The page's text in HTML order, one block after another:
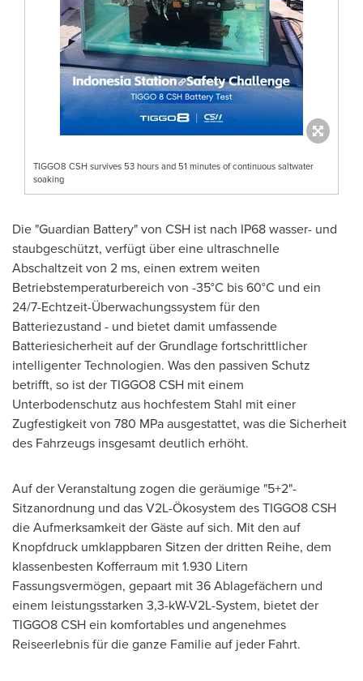
TIGGO8 CSH survives 53 hours and 51 minutes of continuous saltwater
soaking
Die "Guardian Battery" von CSH ist nach IP68 wasser- und
staubgeschützt, verfügt über eine ultraschnelle
Abschaltzeit von 2 ms, einen extrem weiten
Betriebstemperaturbereich von -35°C bis 60°C und ein
24/7-Echtzeit-Überwachungssystem für den
Batteriezustand - und bietet damit umfassende
Batteriesicherheit auf der Grundlage fortschrittlicher
intelligenter Technologien. Was den passiven Schutz
betrifft, so ist der TIGGO8 CSH mit einem
Unterbodenschutz aus hochfestem Stahl mit einer
Zugfestigkeit von 780 MPa ausgestattet, was die Sicherheit
des Fahrzeugs insgesamt deutlich erhöht.
Auf der Veranstaltung zogen die geräumige "5+2"-
Sitzanordnung und das V2L-Ökosystem des TIGGO8 CSH
die Aufmerksamkeit der Gäste auf sich. Mit den auf
Knopfdruck umklappbaren Sitzen der dritten Reihe, dem
klassenbesten Kofferraum mit 1.930 Litern
Fassungsvermögen, gepaart mit 36 Ablagefächern und
einem leistungsstarken 3,3-kW-V2L-System, bietet der
TIGGO8 CSH ein komfortables und angenehmes
Reiseerlebnis für die ganze Familie auf jeder Fahrt.